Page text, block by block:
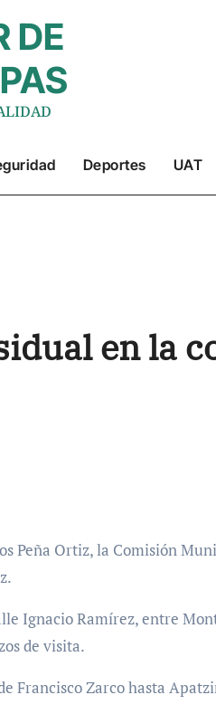
DE
Deportes UAT
en la
Peña Ortiz, la Comisión
Ignacio Ramírez, entre
de visita.
Francisco Zarco hasta